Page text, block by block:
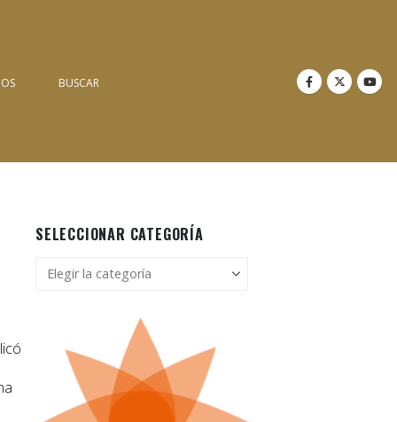
BUSCAR
SELECCIONAR CATEGORÍA
Seleccionar
categoría